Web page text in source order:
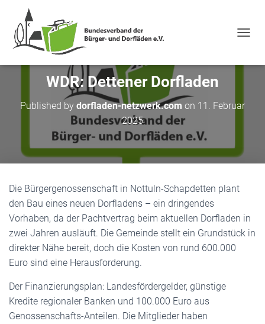
WDR: Dettener Dorfladen
Published by dorfladen-netzwerk.com on 11. Februar
2025
Die Bürgergenossenschaft in Nottuln-Schapdetten plant
den Bau eines neuen Dorfladens – ein dringendes
Vorhaben, da der Pachtvertrag beim aktuellen Dorfladen in
zwei Jahren ausläuft. Die Gemeinde stellt ein Grundstück in
direkter Nähe bereit, doch die Kosten von rund 600.000
Euro sind eine Herausforderung.
Der Finanzierungsplan: Landesfördergelder, günstige
Kredite regionaler Banken und 100.000 Euro aus
Genossenschafts-Anteilen. Die Mitglieder haben